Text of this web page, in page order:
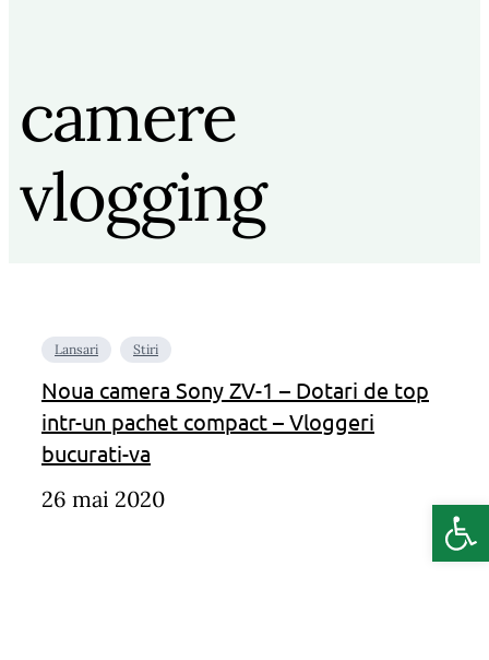
camere
vlogging
Lansari Stiri
Noua camera Sony ZV-1 – Dotari de top
intr-un pachet compact – Vloggeri
bucurati-va
26 mai 2020